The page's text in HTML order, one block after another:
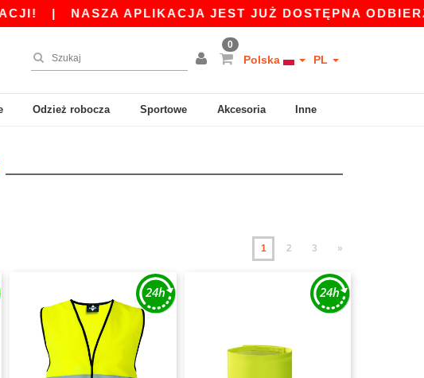
APLIKACJA JEST JUŻ DOSTĘPNA ODBIERZ 45 ZŁ
0
Polska PL
Odzież robocza Sportowe Akcesoria Inne
1 2 3 »